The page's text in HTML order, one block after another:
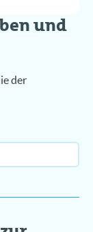
und
der